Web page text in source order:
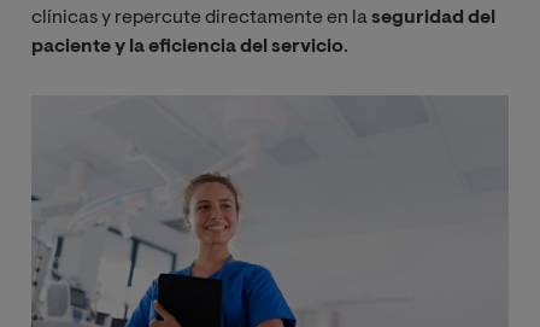
clínicas y repercute directamente en laseguridad del
paciente y la eficiencia del servicio.